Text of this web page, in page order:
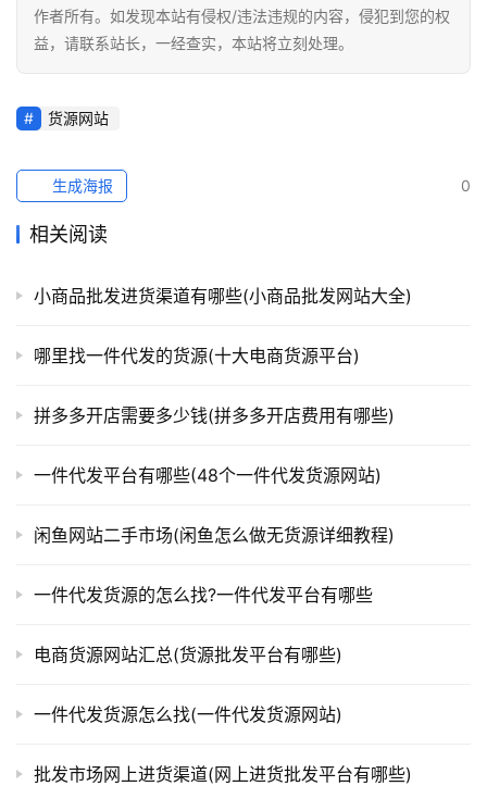
作者所有。如发现本站有侵权/违法违规的内容，侵犯到您的权
益，请联系站长，一经查实，本站将立刻处理。
货源网站
0
生成海报
相关阅读
小商品批发进货渠道有哪些(小商品批发网站大全)
哪里找一件代发的货源(十大电商货源平台)
拼多多开店需要多少钱(拼多多开店费用有哪些)
一件代发平台有哪些(48个一件代发货源网站)
闲鱼网站二手市场(闲鱼怎么做无货源详细教程)
一件代发货源的怎么找?一件代发平台有哪些
电商货源网站汇总(货源批发平台有哪些)
一件代发货源怎么找(一件代发货源网站)
批发市场网上进货渠道(网上进货批发平台有哪些)